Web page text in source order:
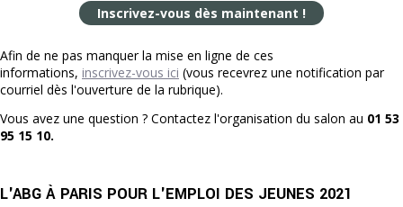
Inscrivez-vous dès maintenant !
Afin de ne pas manquer la mise en ligne de ces
informations, inscrivez-vous ici (vous recevrez une notification par
courriel dès l'ouverture de la rubrique).
Vous avez une question ? Contactez l'organisation du salon au 01 53
95 15 10.
L'ABG À PARIS POUR L'EMPLOI DES JEUNES 2021